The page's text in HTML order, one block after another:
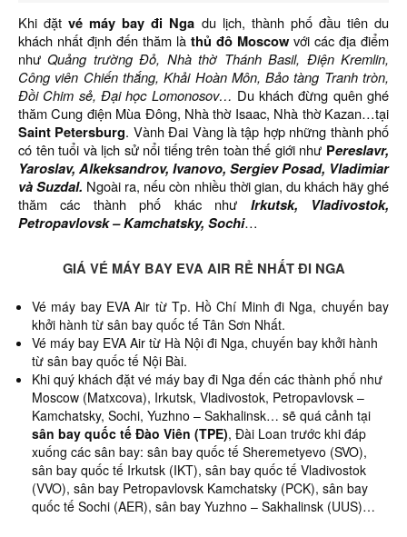
Khi đặtvé máy bay đi Nga du lịch, thành phố đầu tiên du
khách nhất định đến thăm là thủ đô Moscowvới các địa điểm
nhưQuảng trường Đỏ, Nhà thờ Thánh Basil, Điện Kremlin,
Công viên Chiến thắng, Khải Hoàn Môn, Bảo tàng Tranh tròn,
Đồi Chim sẻ, Đại học Lomonosov… Du khách đừng quên ghé
thăm Cung điện Mùa Đông, Nhà thờ Isaac, Nhà thờ Kazan…tại
Saint Petersburg. Vành Đai Vàng là tập hợp những thành phố
có tên tuổi và lịch sử nổi tiếng trên toàn thế giới như Pereslavr,
Yaroslav, Alkeksandrov, Ivanovo, Sergiev Posad, Vladimiar
và Suzdal. Ngoài ra, nếu còn nhiều thời gian, du khách hãy ghé
thăm các thành phố khác như Irkutsk, Vladivostok,
Petropavlovsk – Kamchatsky, Sochi…
GIÁ VÉ MÁY BAY EVA AIR RẺ NHẤT ĐI NGA
Vé máy bay EVA Air từ Tp. Hồ Chí Minh đi Nga, chuyến bay
khởi hành từ sân bay quốc tế Tân Sơn Nhất.
Vé máy bay EVA Air từ Hà Nội đi Nga, chuyến bay khởi hành
từ sân bay quốc tế Nội Bài.
Khi quý khách đặt vé máy bay đi Nga đến các thành phố như
Moscow (Matxcova), Irkutsk, Vladivostok, Petropavlovsk –
Kamchatsky, Sochi, Yuzhno – Sakhalinsk… sẽ quá cảnh tại
sân bay quốc tế Đào Viên (TPE), Đài Loan trước khi đáp
xuống các sân bay: sân bay quốc tế Sheremetyevo (SVO),
sân bay quốc tế Irkutsk (IKT), sân bay quốc tế Vladivostok
(VVO), sân bay Petropavlovsk Kamchatsky (PCK), sân bay
quốc tế Sochi (AER), sân bay Yuzhno – Sakhalinsk (UUS)…